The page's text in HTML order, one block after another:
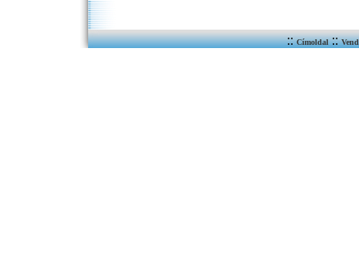
::Címoldal::